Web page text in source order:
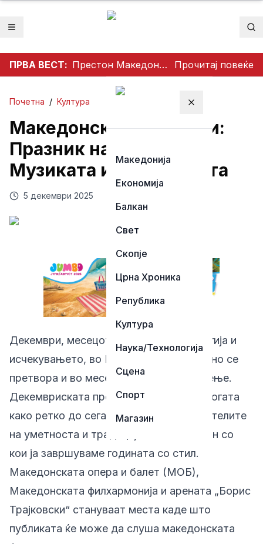
Отвори мени
ПРВА ВЕСТ: Престон Македонија го освои Dockerty Cup по 34 години, Тевере прогласен за најдобар играч Прочитај повеќе
Затвори мени
Македонија
Економија
Балкан
Свет
Скопје
Црна Хроника
Република
Култура
Наука/Технологија
Сцена
Спорт
Магазин
Почетна / Култура
Македонски Декември:
Празник на Душата,
Музиката и Традицијата
5 декември 2025
Декември, месецот на празничната магија и
исчекувањето, во Македонија неминовно се
претвора и во месец на културно славење.
Декемвриската програма во Скопје е богата
како ретко до сега, нудејќи им на љубителите
на уметноста и традицијата низа настан со
кои ја завршуваме годината со стил.
Македонската опера и балет (МОБ),
Македонската филхармонија и арената „Борис
Трајковски“ стануваат места каде што
публиката ќе може да слуша македонската